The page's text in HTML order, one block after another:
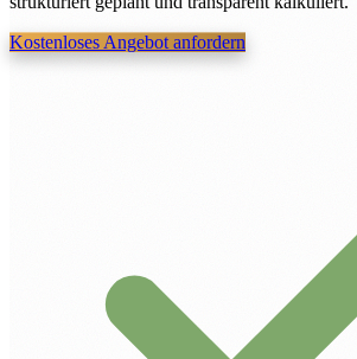
Kostenloses Angebot anfordern